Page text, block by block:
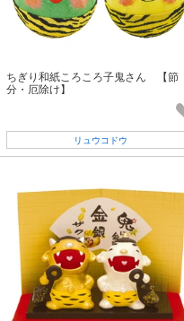
ちぎり和紙ころころ子鬼さん 【節
分・厄除け】
リュウコドウ